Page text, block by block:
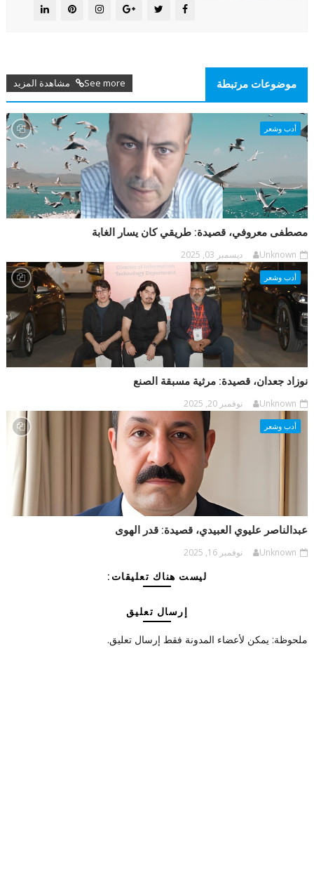
موضوعات مرتبطة See more مشاهدة المزيد
أدب وشعر
مصطفى معروفي، قصيدة: طريقي كان يسار الغابة
Unknown ديسمبر 03, 2025
أدب وشعر
نوزاد جعدان، قصيدة: مرثية مسبقة الصنع
Unknown نوفمبر 20, 2025
أدب وشعر
عبدالناصر عليوي العبيدي، قصيدة: قدر الهوى
Unknown نوفمبر 16, 2025
ليست هناك تعليقات:
إرسال تعليق
ملحوظة: يمكن لأعضاء المدونة فقط إرسال تعليق.